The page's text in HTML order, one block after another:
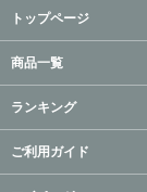
トップページ
商品一覧
ランキング
ご利用ガイド